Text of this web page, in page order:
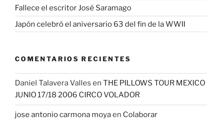
Fallece el escritor José Saramago
Japón celebró el aniversario 63 del fin de la WWII
COMENTARIOS RECIENTES
Daniel Talavera Valles en THE PILLOWS TOUR MEXICO
JUNIO 17/18 2006 CIRCO VOLADOR
jose antonio carmona moyaen Colaborar